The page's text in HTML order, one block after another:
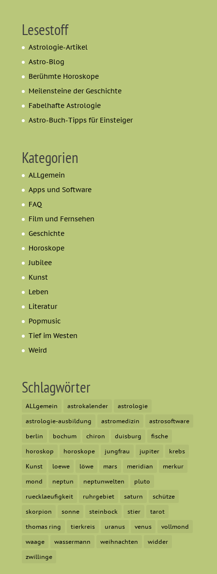
Lesestoff
Astrologie-Artikel
Astro-Blog
Berühmte Horoskope
Meilensteine der Geschichte
Fabelhafte Astrologie
Astro-Buch-Tipps für Einsteiger
Kategorien
ALLgemein
Apps und Software
FAQ
Film und Fernsehen
Geschichte
Horoskope
Jubilee
Kunst
Leben
Literatur
Popmusic
Tief im Westen
Weird
Schlagwörter
ALLgemein astrokalender astrologie
astrologie-ausbildung astromedizin astrosoftware
berlin bochum chiron duisburg fische
horoskop horoskope jungfrau jupiter krebs
Kunst loewe löwe mars meridian merkur
mond neptun neptunwelten pluto
ruecklaeufigkeit ruhrgebiet saturn schütze
skorpion sonne steinbock stier tarot
thomas ring tierkreis uranus venus vollmond
waage wassermann weihnachten widder
zwillinge